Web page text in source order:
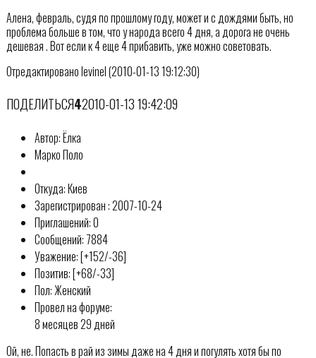
Алена, февраль, судя по прошлому году, может и с дождями быть, но
проблема больше в том, что у народа всего 4 дня, а дорога не очень
дешевая . Вот если к 4 еще 4 прибавить, уже можно советовать.
Отредактировано levinel (2010-01-13 19:12:30)
ПОДЕЛИТЬСЯ42010-01-13 19:42:09
Автор: Ёлка
Марко Поло
Откуда: Киев
Зарегистрирован : 2007-10-24
Приглашений: 0
Сообщений: 7884
Уважение: [+152/-36]
Позитив: [+68/-33]
Пол: Женский
Провел на форуме:
8 месяцев 29 дней
Ой, не. Попасть в рай из зимы даже на 4 дня и погулять хотя бы по